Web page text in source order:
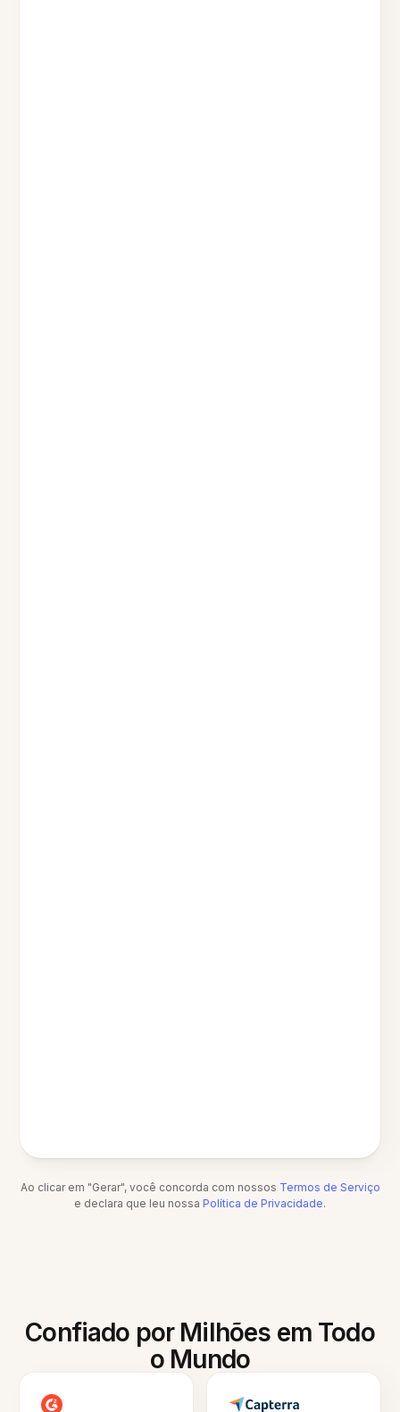
Ao clicar em "Gerar", você concorda com nossos Termos de Serviço
e declara que leu nossa Política de Privacidade.
Confiado por Milhões em Todo
o Mundo